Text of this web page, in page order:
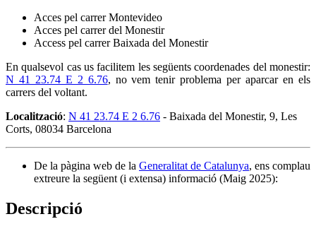
Acces pel carrer Montevideo
Acces pel carrer del Monestir
Access pel carrer Baixada del Monestir
En qualsevol cas us facilitem les següents coordenades del monestir:
N 41 23.74 E 2 6.76, no vem tenir problema per aparcar en els
carrers del voltant.
Localització: N 41 23.74 E 2 6.76 - Baixada del Monestir, 9, Les
Corts, 08034 Barcelona
De la pàgina web de la Generalitat de Catalunya, ens complau
extreure la següent (i extensa) informació (Maig 2025):
Descripció